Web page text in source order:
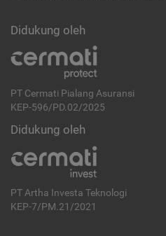
Didukung oleh
PT Cermati Pialang Asuransi
KEP-596/PD.02/2025
Didukung oleh
PT Artha Investa Teknologi
KEP-7/PM.21/2021